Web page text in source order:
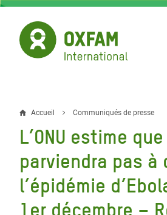
Aller
contenu
principal
Fil
d'Ariane
Accueil Communiqués de presse
L’ONU estime
parviendra pas à
l’épidémie
1er décembre –